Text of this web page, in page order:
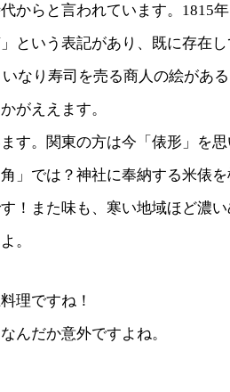
からと言われています。1815
という表記があり、既に存在
なり寿司を売る商人の絵があ
がええます。
す。関東の方は今「俵形」を
」では？神社に奉納する米俵
！また味も、寒い地域ほど濃
。
理ですね！
んだか意外ですよね。